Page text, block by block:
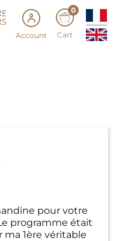
Account
0
Cart
pour votre
programme était
1ère véritable